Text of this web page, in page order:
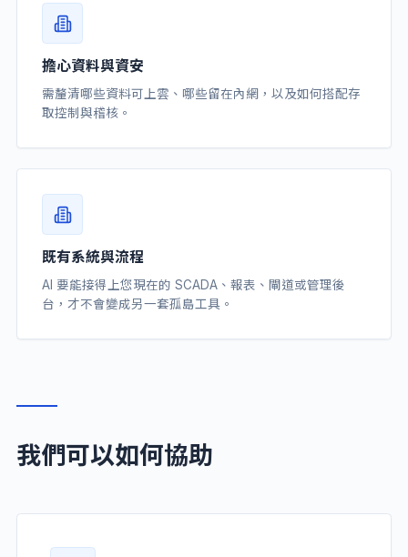
擔心資料與資安
需釐清哪些資料可上雲、哪些留在內網，以及如何搭配存
取控制與稽核。
既有系統與流程
AI 要能接得上您現在的 SCADA、報表、閘道或管理後
台，才不會變成另一套孤島工具。
我們可以如何協助